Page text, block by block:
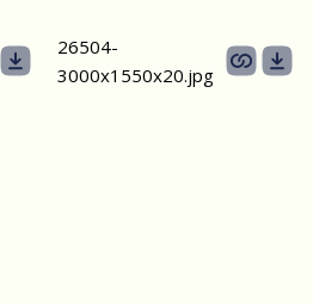
26504-
3000х1550х20.jpg